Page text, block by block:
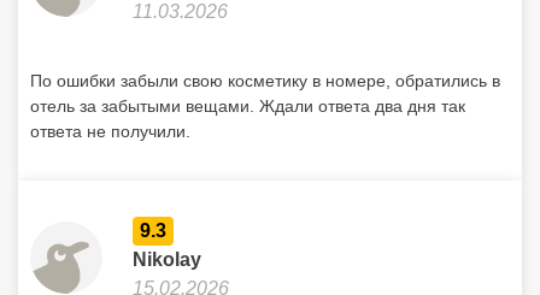
11.03.2026
По ошибки забыли свою косметику в номере, обратились в
отель за забытыми вещами. Ждали ответа два дня так
ответа не получили.
9.3
Nikolay
15.02.2026